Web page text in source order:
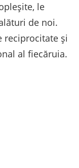
le
de noi.
reciprocitate și
al fiecăruia.